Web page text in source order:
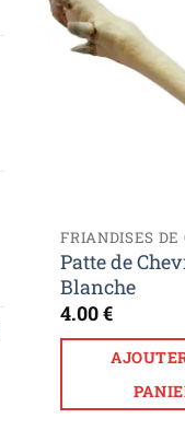
Patte de
Blanche
4.00€